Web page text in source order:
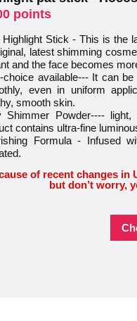
points
Highlight Stick - This is the
latest shimming
and the face becomes
choice available--- It can
even in uniform
smooth skin.
Shimmer Powder----
contains ultra-fine
Formula - Infused
of recent changes in
but don’t worry,